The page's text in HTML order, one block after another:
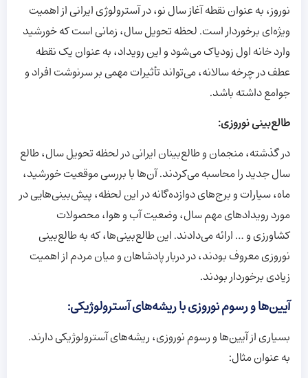
نوروز، به عنوان نقطه آغاز سال نو، در آسترولوژی ایرانی از اهمیت
ویژه‌ای برخوردار است. لحظه تحویل سال، زمانی است که خورشید
وارد خانه اول زودیاک می‌شود و این رویداد، به عنوان یک نقطه
عطف در چرخه سالانه، می‌تواند تأثیرات مهمی بر سرنوشت افراد و
جوامع داشته باشد.
طالع‌بینی نوروزی:
در گذشته، منجمان و طالع‌بینان ایرانی در لحظه تحویل سال، طالع
سال جدید را محاسبه می‌کردند. آن‌ها با بررسی موقعیت خورشید،
ماه، سیارات و برج‌های دوازده‌گانه در این لحظه، پیش‌بینی‌هایی در
مورد رویدادهای مهم سال، وضعیت آب و هوا، محصولات
کشاورزی و … ارائه می‌دادند. این طالع‌بینی‌ها، که به طالع‌بینی
نوروزی معروف بودند، در دربار پادشاهان و میان مردم از اهمیت
زیادی برخوردار بودند.
آیین‌ها و رسوم نوروزی با ریشه‌های آسترولوژیکی:
بسیاری از آیین‌ها و رسوم نوروزی، ریشه‌های آسترولوژیکی دارند.
به عنوان مثال: